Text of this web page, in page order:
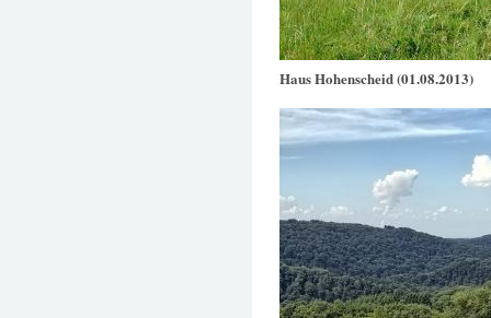
Haus Hohenscheid (01.08.2013)